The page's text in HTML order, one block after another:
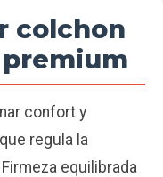
colchon
confort y
regula la
equilibrada